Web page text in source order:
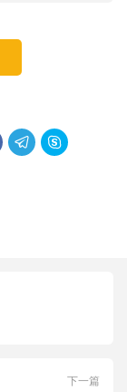
 
下一篇